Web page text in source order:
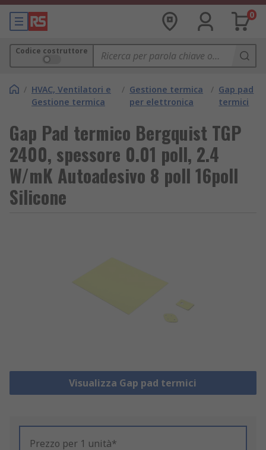
0
Codice costruttore
/ HVAC, Ventilatori e
Gestione termica
/ Gestione termica
per elettronica
/ Gap pad
termici
Gap Pad termico Bergquist TGP
2400, spessore 0.01 poll, 2.4
W/mK Autoadesivo 8 poll 16poll
Silicone
Visualizza Gap pad termici
Prezzo per 1 unità*